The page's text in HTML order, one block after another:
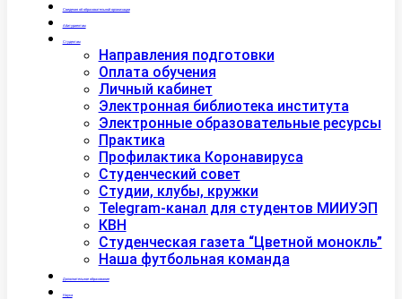
Сведения об образовательной организации
Абитуриентам
Студентам
Направления подготовки
Оплата обучения
Личный кабинет
Электронная библиотека института
Электронные образовательные ресурсы
Практика
Профилактика Коронавируса
Студенческий совет
Студии, клубы, кружки
Telegram-канал для студентов МИИУЭП
КВН
Студенческая газета “Цветной монокль”
Наша футбольная команда
Дополнительное образование
Наука